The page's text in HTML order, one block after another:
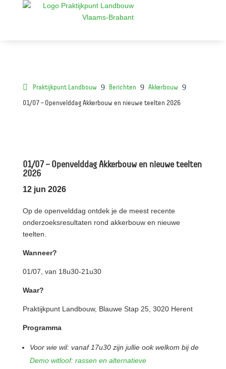
Praktijkpunt Landbouw 9 Berichten 9 Akkerbouw 9
01/07 – Openvelddag Akkerbouw en nieuwe teelten 2026
01/07 – Openvelddag Akkerbouw en nieuwe teelten
2026
12 jun 2026
Op de openvelddag ontdek je de meest recente
onderzoeksresultaten rond akkerbouw en nieuwe
teelten.
Wanneer?
01/07, van 18u30-21u30
Waar?
Praktijkpunt Landbouw, Blauwe Stap 25, 3020 Herent
Programma
Voor wie wil: vanaf 17u30 zijn jullie ook welkom bij de
Demo witloof: rassen en alternatieve